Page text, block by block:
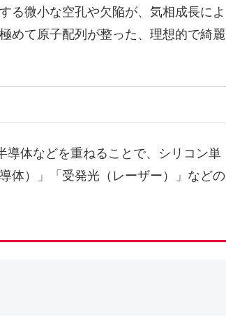
る微小な空孔や欠陥が、気相成長によ
めて原子配列が整った、理想的で綺麗
導体などを重ねることで、シリコン単
体）」「受発光（レーザー）」などの